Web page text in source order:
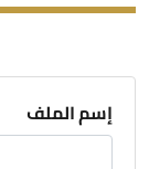
إسم الملف